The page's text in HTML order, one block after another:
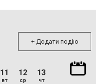
+ Додати подію
11
вт
12
ср
13
чт